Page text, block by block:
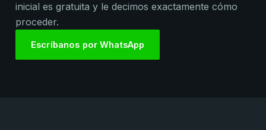
inicial es gratuita y le decimos exactamente cómo
proceder.
Escríbanos por WhatsApp